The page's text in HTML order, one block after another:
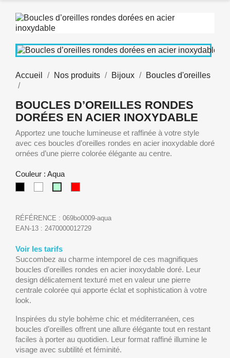
Accueil Nos produits Bijoux Boucles d'oreilles
BOUCLES D’OREILLES RONDES
DORÉES EN ACIER INOXYDABLE
Apportez une touche lumineuse et raffinée à votre style
avec ces boucles d’oreilles rondes en acier inoxydable doré
ornées d’une pierre colorée élégante au centre.
Couleur : Aqua
RÉFÉRENCE : 069bo0009-aqua
EAN-13 : 2470000012729
Voir les tarifs
Succombez au charme intemporel de ces magnifiques
boucles d’oreilles rondes en acier inoxydable doré. Leur
design délicatement texturé met en valeur une pierre
centrale colorée qui apporte éclat et sophistication à votre
look.
Inspirées du style bohème chic et méditerranéen, ces
boucles d’oreilles offrent une allure élégante tout en restant
faciles à porter au quotidien. Leur format raffiné illumine le
visage avec subtilité et féminité.